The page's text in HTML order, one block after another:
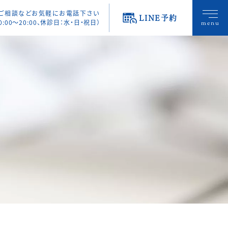
相談などお気軽にお電話下さい
〜20:00、休診日：水・日・祝日）
LINE予約
menu